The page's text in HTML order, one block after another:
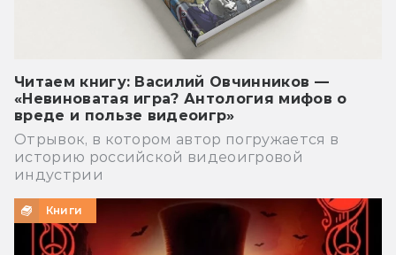
Читаем книгу: Василий Овчинников —
«Невиноватая игра? Антология мифов о
вреде и пользе видеоигр»
Отрывок, в котором автор погружается в
историю российской видеоигровой
индустрии
Книги